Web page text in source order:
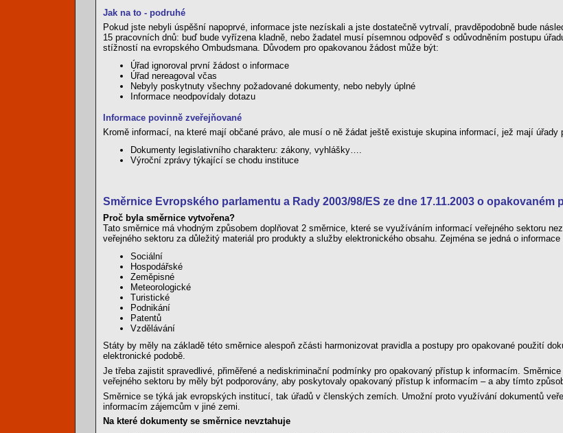
Jak na to - podruhé
Pokud jste nebyli úspěšní napoprvé, informace jste nezískali a jste dostatečně vytrvalí, pravděpodobně bude
15 pracovních dnů: buď bude vyřízena kladně, nebo žadatel musí písemnou odpověď s odůvodněním postupu
stížností na evropského Ombudsmana. Důvodem pro opakovanou žádost může být:
Úřad ignoroval první žádost o informace
Úřad nereagoval včas
Nebyly poskytnuty všechny požadované dokumenty, nebo nebyly úplné
Informace neodpovídaly dotazu
Informace povinně zveřejňované
Kromě informací, na které mají občané právo, ale musí o ně žádat ještě existuje skupina informací, jež mají
Dokumenty legislativního charakteru: zákony, vyhlášky….
Výroční zprávy týkající se chodu instituce
Směrnice Evropského parlamentu a Rady 2003/98/ES ze dne 17.11.2003 o
Proč byla směrnice vytvořena?
Tato směrnice má vhodným způsobem doplňovat 2 směrnice, které se využíváním informací veřejného sektoru
veřejného sektoru za důležitý materiál pro produkty a služby elektronického obsahu. Zejména se jedná o
Sociální
Hospodářské
Zeměpisné
Meteorologické
Turistické
Podnikání
Patentů
Vzdělávání
Státy by měly na základě této směrnice alespoň zčásti harmonizovat pravidla a postupy pro opakované použití
elektronické podobě.
Je třeba zajistit spravedlivé, přiměřené a nediskriminační podmínky pro opakovaný přístup k informacím.
veřejného sektoru by měly být podporovány, aby poskytovaly opakovaný přístup k informacím – a aby tímto
Směrnice se týká jak evropských institucí, tak úřadů v členských zemích. Umožní proto využívání dokumentů
informacím zájemcům v jiné zemi.
Na které dokumenty se směrnice nevztahuje